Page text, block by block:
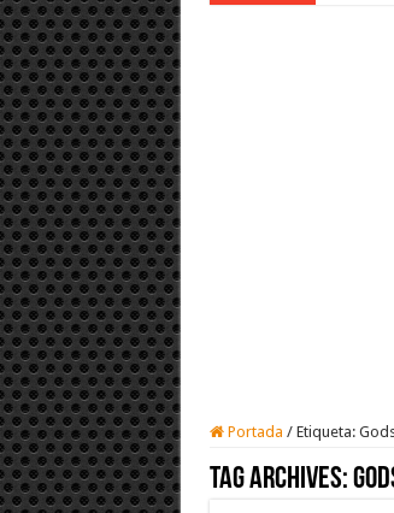
Portada / Etiqueta:
Tag Archives: